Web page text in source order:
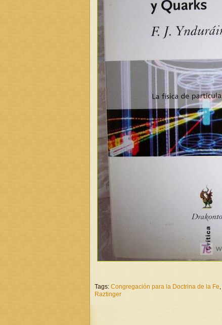
Tags: Congregación para la Doctrina de la Fe,
Raztinger